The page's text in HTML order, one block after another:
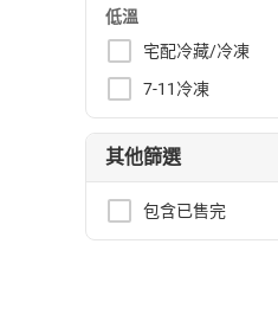
低溫
宅配冷藏/冷凍
7-11冷凍
其他篩選
包含已售完